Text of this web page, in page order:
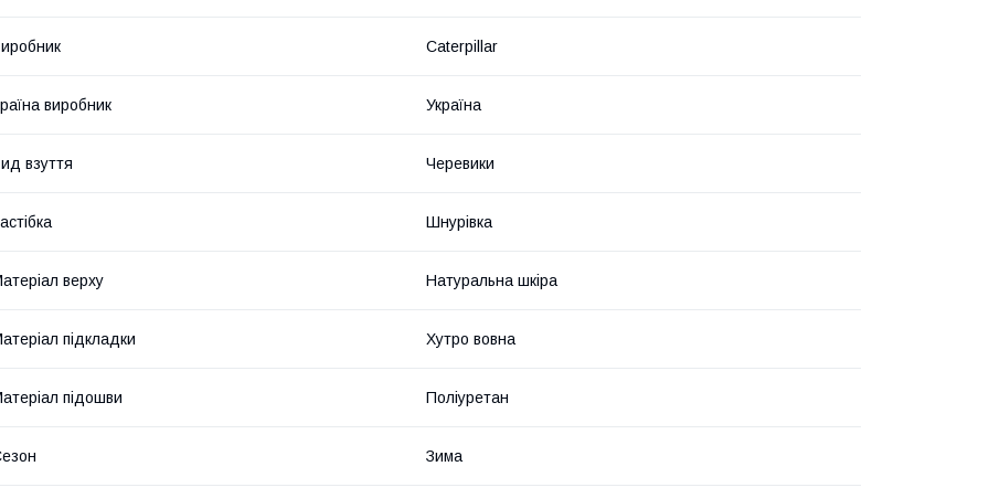
Caterpillar
виробник Україна
взуття Черевики
Шнурівка
верху Натуральна шкіра
підкладки Хутро вовна
підошви Поліуретан
Зима